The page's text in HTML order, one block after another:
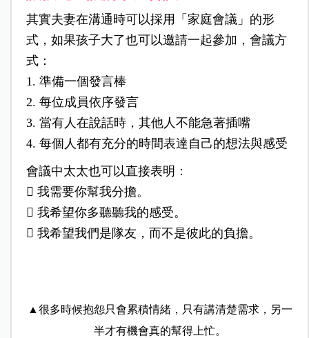
其實夫妻在溝通時可以採用「家庭會議」的形
式，如果孩子大了也可以邀請一起參加，會議方
式：
1. 準備一個發言棒
2. 每位成員依序發言
3. 當有人在說話時，其他人不能急著插嘴
4. 每個人都有充分的時間表達自己的想法與感受
會議中太太也可以直接表明：
 我需要你幫我分擔。
 我希望你多聽聽我的感受。
 我希望我們是隊友，而不是彼此的負擔。
▲很多時候抱怨只會累積情緒，只有講清楚需求，另一
半才有機會真的幫得上忙。